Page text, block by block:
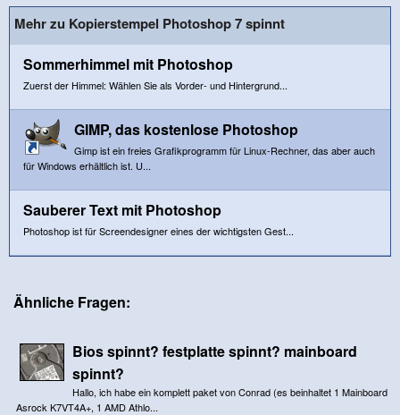
Mehr zu Kopierstempel Photoshop 7 spinnt
Sommerhimmel mit Photoshop
Zuerst der Himmel: Wählen Sie als Vorder- und Hintergrund...
GIMP, das kostenlose Photoshop
Gimp ist ein freies Grafikprogramm für Linux-Rechner, das aber auch
für Windows erhältlich ist. U...
Sauberer Text mit Photoshop
Photoshop ist für Screendesigner eines der wichtigsten Gest...
Ähnliche Fragen:
Bios spinnt? festplatte spinnt? mainboard
spinnt?
Hallo, ich habe ein komplett paket von Conrad (es beinhaltet 1 Mainboard
Asrock K7VT4A+, 1 AMD Athlo...